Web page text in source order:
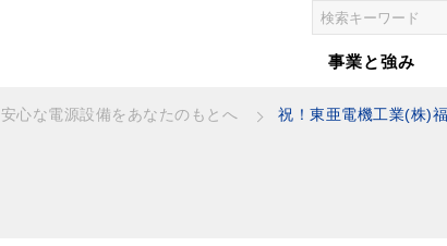
事業と強み
安⼼な電源設備をあなたのもとへ